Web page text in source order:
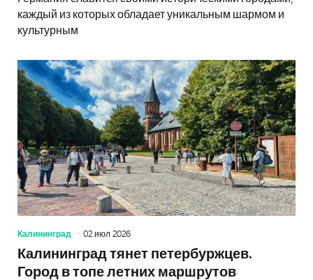
каждый из которых обладает уникальным шармом и
культурным
Калининград 02 июл 2026
Калининград тянет петербуржцев.
Город в топе летних маршрутов